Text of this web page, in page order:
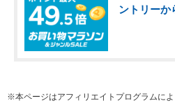
ントリーか
※本ページはアフィリエイトプログラムに